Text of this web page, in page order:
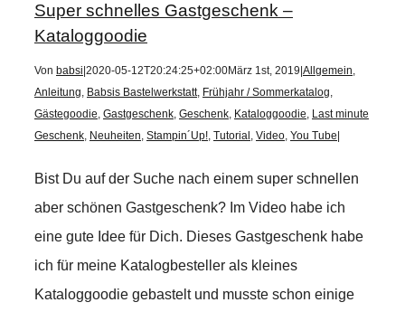
Super schnelles Gastgeschenk –
Kataloggoodie
Von babsi 2020-05-12T20:24:25+02:00März 1st, 2019 Allgemein,
Anleitung, Babsis Bastelwerkstatt, Frühjahr / Sommerkatalog,
Gästegoodie, Gastgeschenk, Geschenk, Kataloggoodie, Last minute
Geschenk, Neuheiten, Stampin´Up!, Tutorial , Video, You Tube
Bist Du auf der Suche nach einem super schnellen
aber schönen Gastgeschenk? Im Video habe ich
eine gute Idee für Dich. Dieses Gastgeschenk habe
ich für meine Katalogbesteller als kleines
Kataloggoodie gebastelt und musste schon einige